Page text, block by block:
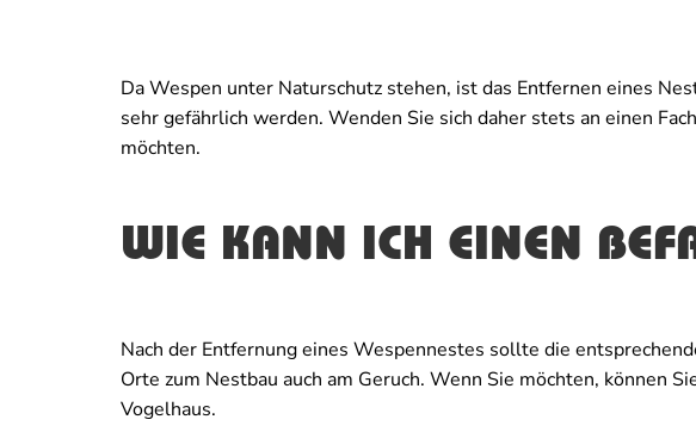
Da Wespen unter Naturschutz stehen, ist das Entfernen eines
sehr gefährlich werden. Wenden Sie sich daher stets an einen
möchten.
WIE KANN ICH EINEN
Nach der Entfernung eines Wespennestes sollte die
Orte zum Nestbau auch am Geruch. Wenn Sie möchten, können
Vogelhaus.